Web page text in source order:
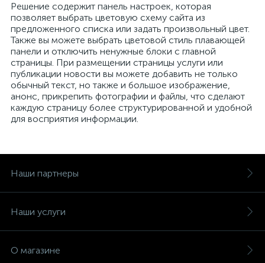
Решение содержит панель настроек, которая
позволяет выбрать цветовую схему сайта из
предложенного списка или задать произвольный цвет.
Также вы можете выбрать цветовой стиль плавающей
панели и отключить ненужные блоки с главной
страницы. При размещении страницы услуги или
публикации новости вы можете добавить не только
обычный текст, но также и большое изображение,
анонс, прикрепить фотографии и файлы, что сделают
каждую страницу более структурированной и удобной
для восприятия информации.
Наши партнеры
Наши услуги
О магазине